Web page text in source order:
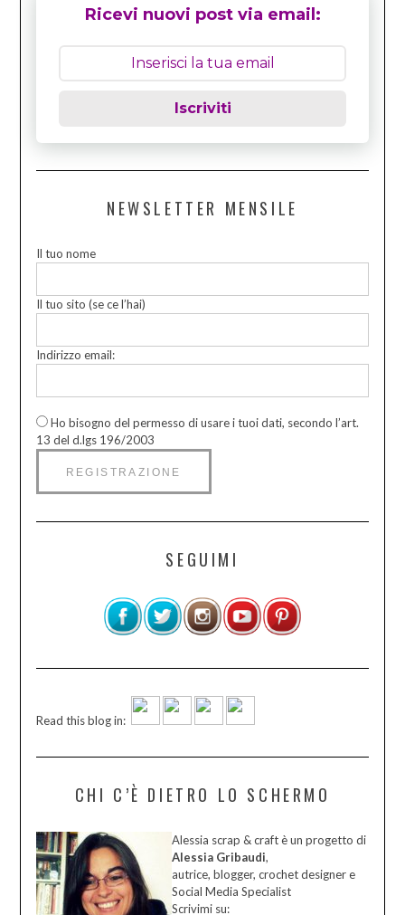
Ricevi nuovi post via email:
Iscriviti
NEWSLETTER MENSILE
Il tuo nome
Il tuo sito (se ce l’hai)
Indirizzo email:
Ho bisogno del permesso di usare i tuoi dati, secondo l’art.
13 del d.lgs 196/2003
SEGUIMI
Read this blog in:
CHI C’È DIETRO LO SCHERMO
Alessia scrap & craft è un progetto di
Alessia Gribaudi,
autrice, blogger, crochet designer e
Social Media Specialist
Scrivimi su: